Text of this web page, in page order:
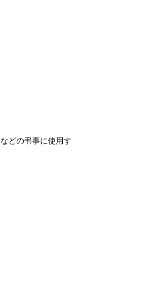
などの弔事に使用す